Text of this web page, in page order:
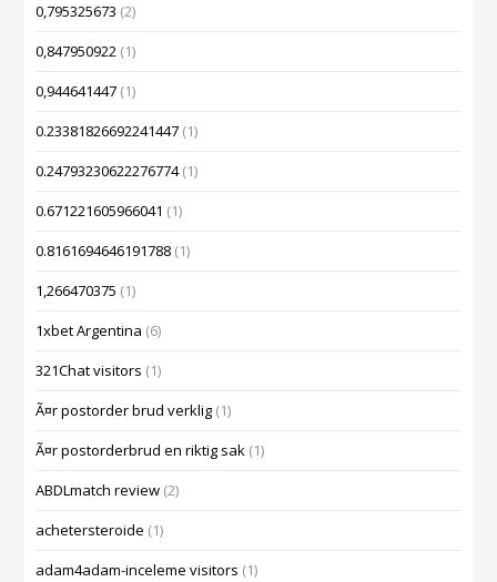
0,795325673 (2)
0,847950922 (1)
0,944641447 (1)
0.23381826692241447 (1)
0.24793230622276774(1)
0.671221605966041 (1)
0.8161694646191788 (1)
1,266470375 (1)
1xbet Argentina (6)
321Chat visitors (1)
Ã¤r postorder brud verklig (1)
Ã¤r postorderbrud en riktig sak (1)
ABDLmatch review (2)
achetersteroide (1)
adam4adam-inceleme visitors (1)